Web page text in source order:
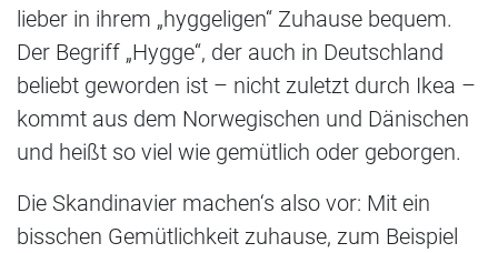
lieber in ihrem „hyggeligen“ Zuhause bequem.
Der Begriff „Hygge“, der auch in Deutschland
beliebt geworden ist – nicht zuletzt durch Ikea –
kommt aus dem Norwegischen und Dänischen
und heißt so viel wie gemütlich oder geborgen.
Die Skandinavier machen‘s also vor: Mit ein
bisschen Gemütlichkeit zuhause, zum Beispiel